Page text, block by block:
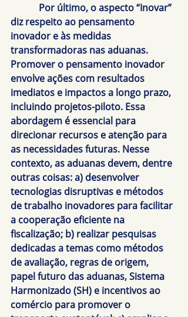
Por último, o aspecto “Inovar”
diz respeito ao pensamento
inovador e às medidas
transformadoras nas aduanas.
Promover o pensamento inovador
envolve ações com resultados
imediatos e impactos a longo prazo,
incluindo projetos-piloto. Essa
abordagem é essencial para
direcionar recursos e atenção para
as necessidades futuras. Nesse
contexto, as aduanas devem, dentre
outras coisas: a) desenvolver
tecnologias disruptivas e métodos
de trabalho inovadores para facilitar
a cooperação eficiente na
fiscalização; b) realizar pesquisas
dedicadas a temas como métodos
de avaliação, regras de origem,
papel futuro das aduanas, Sistema
Harmonizado (SH) e incentivos ao
comércio para promover o